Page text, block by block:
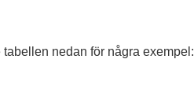
nedan för några exempel: